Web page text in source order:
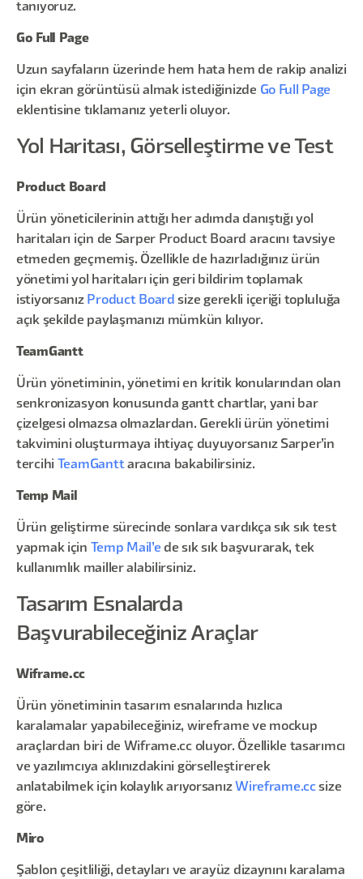
tanıyoruz.
Go Full Page
Uzun sayfaların üzerinde hem hata hem de rakip analizi
için ekran görüntüsü almak istediğinizde Go Full Page
eklentisine tıklamanız yeterli oluyor.
Yol Haritası, Görselleştirme ve Test
Product Board
Ürün yöneticilerinin attığı her adımda danıştığı yol
haritaları için de Sarper Product Board aracını tavsiye
etmeden geçmemiş. Özellikle de hazırladığınız ürün
yönetimi yol haritaları için geri bildirim toplamak
istiyorsanız Product Board size gerekli içeriği topluluğa
açık şekilde paylaşmanızı mümkün kılıyor.
TeamGantt
Ürün yönetiminin, yönetimi en kritik konularından olan
senkronizasyon konusunda gantt chartlar, yani bar
çizelgesi olmazsa olmazlardan. Gerekli ürün yönetimi
takvimini oluşturmaya ihtiyaç duyuyorsanız Sarper’in
tercihi
TeamGanttaracına bakabilirsiniz.
Temp Mail
Ürün geliştirme sürecinde sonlara vardıkça sık sık test
yapmak için
Temp Mail’e de sık sık başvurarak, tek
kullanımlık mailler alabilirsiniz.
Tasarım Esnalarda
Başvurabileceğiniz Araçlar
Wiframe.cc
Ürün yönetiminin tasarım esnalarında hızlıca
karalamalar yapabileceğiniz, wireframe ve mockup
araçlardan biri de Wiframe.cc oluyor. Özellikle tasarımcı
ve yazılımcıya aklınızdakini görselleştirerek
anlatabilmek için kolaylık arıyorsanız Wireframe.ccsize
göre.
Miro
Şablon çeşitliliği, detayları ve arayüz dizaynını karalama